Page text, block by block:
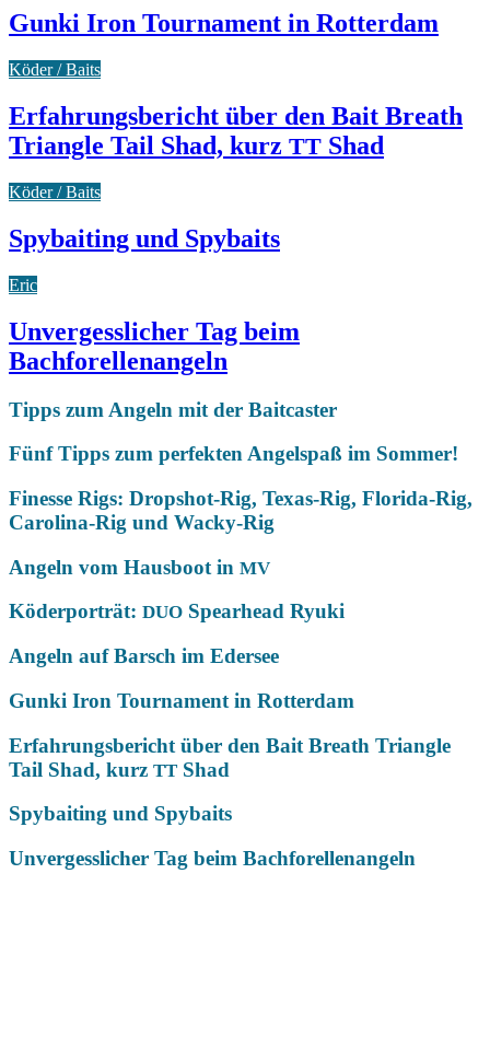
Gunki Iron Tournament in Rotterdam
Köder / Baits
Erfahrungsbericht über den Bait Breath
Triangle Tail Shad, kurz TT Shad
Köder / Baits
Spybaiting und Spybaits
Eric
Unvergesslicher Tag beim
Bachforellenangeln
Tipps zum Angeln mit der Baitcaster
Fünf Tipps zum perfekten Angelspaß im Sommer!
Finesse Rigs: Dropshot-Rig, Texas-Rig, Florida-Rig,
Carolina-Rig und Wacky-Rig
Angeln vom Hausboot in MV
Köderporträt: DUO Spearhead Ryuki
Angeln auf Barsch im Edersee
Gunki Iron Tournament in Rotterdam
Erfahrungsbericht über den Bait Breath Triangle
Tail Shad, kurz TT Shad
Spybaiting und Spybaits
Unvergesslicher Tag beim Bachforellenangeln